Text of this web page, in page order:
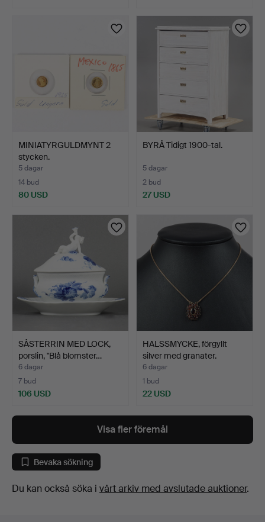
MINIATYRGULDMYNT 2
stycken.
5 dagar
14 bud
80 USD
BYRÅ Tidigt 1900-tal.
5 dagar
2 bud
27 USD
SÅSTERRIN MED LOCK,
porslin, "Blå blomster…
6 dagar
7 bud
106 USD
HALSSMYCKE, förgyllt
silver med granater.
6 dagar
1 bud
22 USD
Visa fler föremål
Bevaka sökning
Du kan också söka i vårt arkiv med avslutade auktioner.